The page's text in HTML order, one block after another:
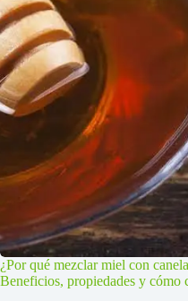
¿Por qué mezclar miel con
Beneficios, propiedades y cómo